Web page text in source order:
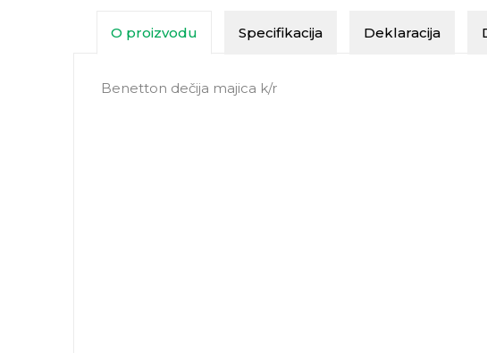
O proizvodu Specifikacija Deklaracija
Benetton dečija majica k/r